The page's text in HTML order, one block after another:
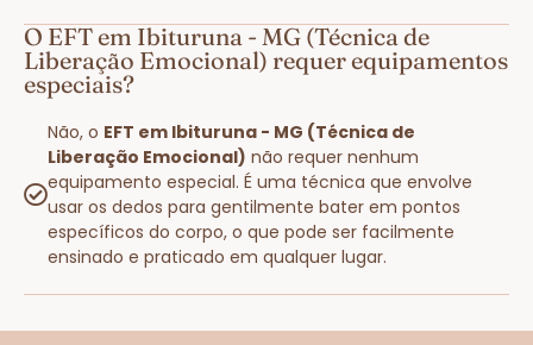
O EFT em Ibituruna - MG (Técnica de
Liberação Emocional) requer equipamentos
especiais?
Não, o EFT em Ibituruna - MG (Técnica de
Liberação Emocional) não requer nenhum
equipamento especial. É uma técnica que envolve
usar os dedos para gentilmente bater em pontos
específicos do corpo, o que pode ser facilmente
ensinado e praticado em qualquer lugar.